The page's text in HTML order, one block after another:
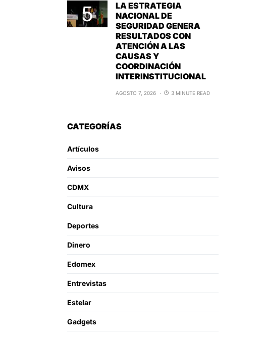
LA ESTRATEGIA
NACIONAL DE
SEGURIDAD GENERA
RESULTADOS CON
ATENCIÓN A LAS
CAUSAS Y
COORDINACIÓN
INTERINSTITUCIONAL
AGOSTO 7, 2026 3 MINUTE READ
CATEGORÍAS
Artículos
Avisos
CDMX
Cultura
Deportes
Dinero
Edomex
Entrevistas
Estelar
Gadgets